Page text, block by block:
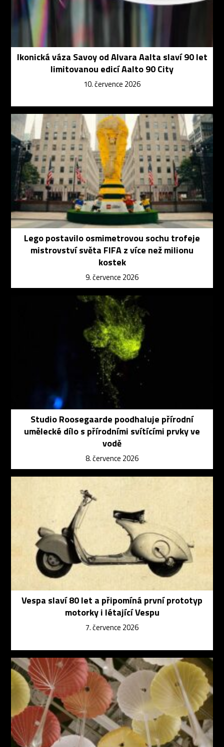
Ikonická váza Savoy od Alvara Aalta slaví 90 let
limitovanou edicí Aalto 90 City
10. července 2026
Lego postavilo osmimetrovou sochu trofeje
mistrovství světa FIFA z více než milionu
kostek
9. července 2026
Studio Roosegaarde poodhaluje přírodní
umělecké dílo s přírodními svítícími prvky ve
vodě
8. července 2026
Vespa slaví 80 let a připomíná první prototyp
motorky i létající Vespu
7. července 2026